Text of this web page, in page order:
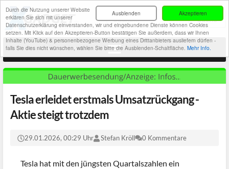
Akzeptieren
Ausblenden
Durch die Nutzung unserer Website
erklären Sie sich mit unserer
Datenschutzerklärung einverstanden, wir und eingebundene Dienste können Cookies
setzen. Mit Klick auf den Akzeptieren-Button bestätigen Sie außerdem, dass wir Ihnen
Inhalte (YouTube) & personenbezogene Werbung eines Drittanbieters ausliefern dürfen -
falls Sie dies nicht wünschen, wählen Sie bitte die Ausblenden-Schaltfläche. Mehr Info.
Tesla erleidet erstmals Umsatzrückgang -
Aktie steigt trotzdem
29.01.2026, 00:29 Uhr Stefan Kröll 0 Kommentare
Tesla hat mit den jüngsten Quartalszahlen ein